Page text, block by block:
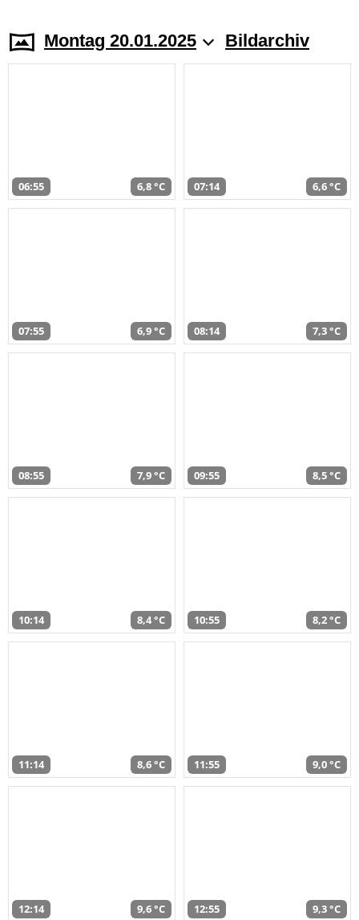
Montag 20.01.2025 Bildarchiv
06:55 6,8 °C 07:14 6,6 °C
07:55 6,9 °C 08:14 7,3 °C
08:55 7,9 °C 09:55 8,5 °C
10:14 8,4 °C 10:55 8,2 °C
11:14 8,6 °C 11:55 9,0 °C
12:14 9,6 °C 12:55 9,3 °C